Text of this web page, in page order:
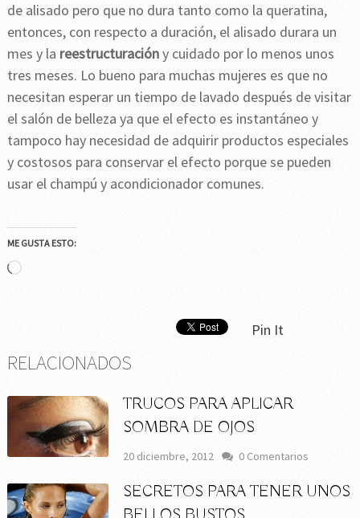
de alisado pero que no dura tanto como la queratina,
entonces, con respecto a duración, el alisado durara un
mes y la reestructuracióny cuidado por lo menos unos
tres meses. Lo bueno para muchas mujeres es que no
necesitan esperar un tiempo de lavado después de visitar
el salón de belleza ya que el efecto es instantáneo y
tampoco hay necesidad de adquirir productos especiales
y costosos para conservar el efecto porque se pueden
usar el champú y acondicionador comunes.
ME GUSTA ESTO:
Cargando...
Pin It
RELACIONADOS
TRUCOS PARA APLICAR
SOMBRA DE OJOS
20 diciembre, 2012 0 Comentarios
SECRETOS PARA TENER UNOS